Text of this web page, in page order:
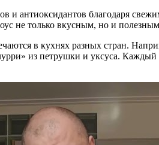
и антиоксидантов благодаря
не только вкусным, но и
в кухнях разных стран.
из петрушки и уксуса.